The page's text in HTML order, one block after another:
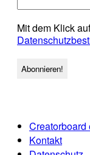
Mit dem Klick
Creatorboard
Kontakt